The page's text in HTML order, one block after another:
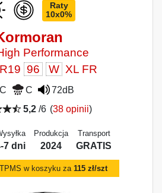
Raty
10x0%
Performance
96 W XL FR
C C
72dB
5,2/6 (38 opinii)
7 dni
Produkcja
2024
Transport
GRATIS
w koszyku za115 zł/szt